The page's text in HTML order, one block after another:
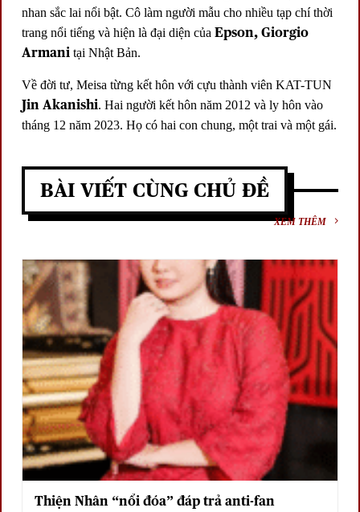
nhan sắc lai nổi bật. Cô làm người mẫu cho nhiều tạp chí thời
trang nổi tiếng và hiện là đại diện của Epson, Giorgio
Armani tại Nhật Bản.
Về đời tư, Meisa từng kết hôn với cựu thành viên KAT-TUN
Jin Akanishi. Hai người kết hôn năm 2012 và ly hôn vào
tháng 12 năm 2023. Họ có hai con chung, một trai và một gái.
BÀI VIẾT CÙNG CHỦ ĐỀ
XEM THÊM
Thiện Nhân “nổi đóa” đáp trả anti-fan